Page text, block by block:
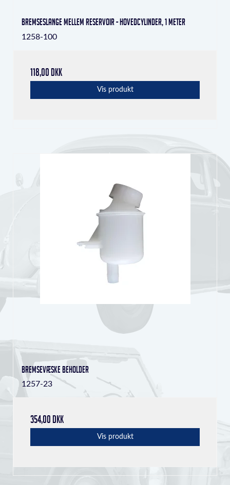
Bremseslange mellem reservoir - hovedcylinder, 1 meter
1258-100
118,00 DKK
Vis produkt
bremsevæske beholder
1257-23
354,00 DKK
Vis produkt